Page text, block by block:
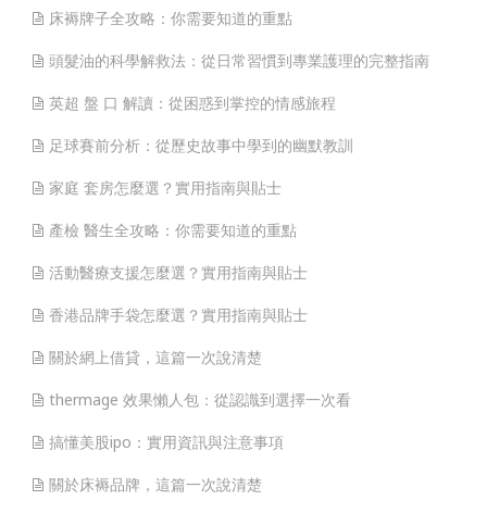
床褥牌子全攻略：你需要知道的重點
頭髮油的科學解救法：從日常習慣到專業護理的完整指南
英超 盤 口 解讀：從困惑到掌控的情感旅程
足球賽前分析：從歷史故事中學到的幽默教訓
家庭 套房怎麼選？實用指南與貼士
產檢 醫生全攻略：你需要知道的重點
活動醫療支援怎麼選？實用指南與貼士
香港品牌手袋怎麼選？實用指南與貼士
關於網上借貸，這篇一次說清楚
thermage 效果懶人包：從認識到選擇一次看
搞懂美股ipo：實用資訊與注意事項
關於床褥品牌，這篇一次說清楚